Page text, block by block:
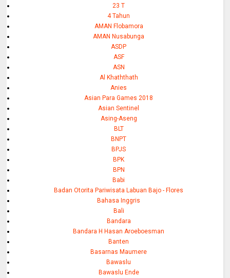
23 T
4 Tahun
AMAN Flobamora
AMAN Nusabunga
ASDP
ASF
ASN
Al Khaththath
Anies
Asian Para Games 2018
Asian Sentinel
Asing-Aseng
BLT
BNPT
BPJS
BPK
BPN
Babi
Badan Otorita Pariwisata Labuan Bajo - Flores
Bahasa Inggris
Bali
Bandara
Bandara H Hasan Aroeboesman
Banten
Basarnas Maumere
Bawaslu
Bawaslu Ende